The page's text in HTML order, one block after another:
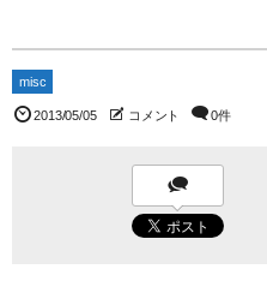
misc
2013/05/05 コメント 0件